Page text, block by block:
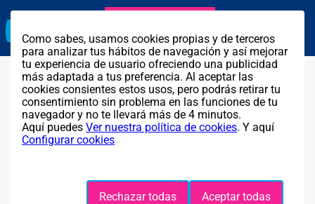
911 314 259
Como sabes, usamos cookies propias y de terceros
para analizar tus hábitos de navegación y así mejorar
tu experiencia de usuario ofreciendo una publicidad
más adaptada a tus preferencia. Al aceptar las
cookies consientes estos usos, pero podrás retirar tu
consentimiento sin problema en las funciones de tu
navegador y no te llevará más de 4 minutos.
Aquí puedes Ver nuestra política de cookies. Y aquí
Configurar cookies
Rechazar todas Aceptar todas